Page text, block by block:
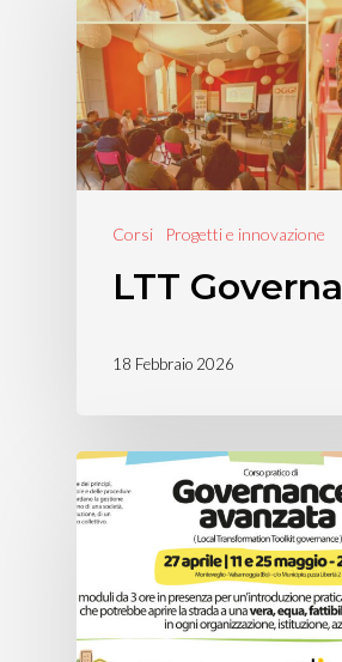
Corsi Progetti e innovazione
LTT
18 Febbraio 2026